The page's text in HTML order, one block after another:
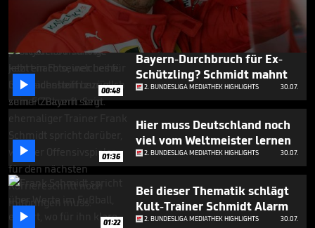
0
minutes,
Oha! Wo ist Goretzka da?
BUNDESLIGA MEDIATHEK HIGHLIGHTS
 00:48
Bayern-Durchbruch für Ex-
Schützling? Schmidt mahnt
2. BUNDESLIGA MEDIATHEK HIGHLIGHTS 30.07.
 01:36
Hier muss Deutschland noch
viel vom Weltmeister lernen
2. BUNDESLIGA MEDIATHEK HIGHLIGHTS 30.07.
 01:22
Bei dieser Thematik schlägt
Kult-Trainer Schmidt Alarm
2. BUNDESLIGA MEDIATHEK HIGHLIGHTS 30.07.